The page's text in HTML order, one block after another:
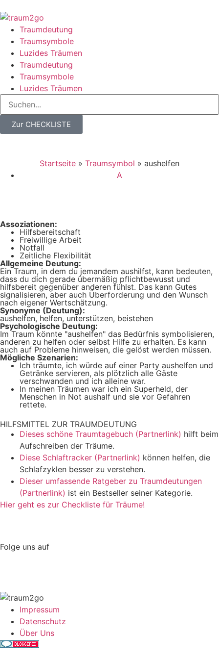
Traumdeutung
Traumsymbole
Luzides Träumen
Traumdeutung
Traumsymbole
Luzides Träumen
Zur CHECKLISTE
Startseite » Traumsymbol » aushelfen
A
Assoziationen:
Hilfsbereitschaft
Freiwillige Arbeit
Notfall
Zeitliche Flexibilität
Allgemeine Deutung:
Ein Traum, in dem du jemandem aushilfst, kann bedeuten,
dass du dich gerade übermäßig pflichtbewusst und
hilfsbereit gegenüber anderen fühlst. Das kann Gutes
signalisieren, aber auch Überforderung und den Wunsch
nach eigener Wertschätzung.
Synonyme (Deutung):
aushelfen, helfen, unterstützen, beistehen
Psychologische Deutung:
Im Traum könnte "aushelfen" das Bedürfnis symbolisieren,
anderen zu helfen oder selbst Hilfe zu erhalten. Es kann
auch auf Probleme hinweisen, die gelöst werden müssen.
Mögliche Szenarien:
Ich träumte, ich würde auf einer Party aushelfen und
Getränke servieren, als plötzlich alle Gäste
verschwanden und ich alleine war.
In meinen Träumen war ich ein Superheld, der
Menschen in Not aushalf und sie vor Gefahren
rettete.
HILFSMITTEL ZUR TRAUMDEUTUNG
Dieses schöne Traumtagebuch (Partnerlink) hilft beim
Aufschreiben der Träume.
Diese Schlaftracker (Partnerlink) können helfen, die
Schlafzyklen besser zu verstehen.
Dieser umfassende Ratgeber zu Traumdeutungen
(Partnerlink) ist ein Bestseller seiner Kategorie.
Hier geht es zur Checkliste für Träume!
Folge uns auf
Impressum
Datenschutz
Über Uns